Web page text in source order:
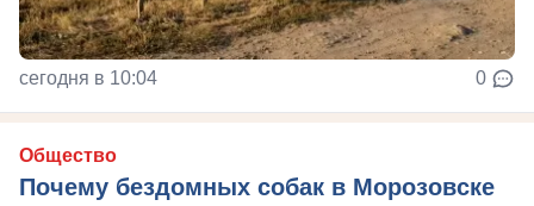
сегодня в 10:04 0
Общество
Почему бездомных собак в Морозовске